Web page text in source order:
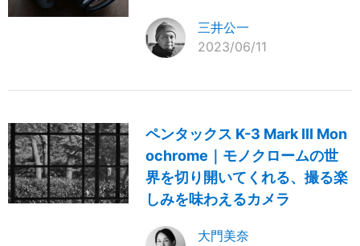
三井公一
2023/06/11
ペンタックス K-3 Mark III Mon
ochrome｜モノクロームの世
界を切り開いてくれる、撮る楽
しみを味わえるカメラ
大門美奈